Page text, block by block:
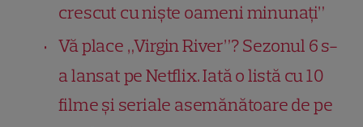
crescut cu niște oameni minunați”
Vă place „Virgin River”? Sezonul 6 s-
a lansat pe Netflix. Iată o listă cu 10
filme și seriale asemănătoare de pe